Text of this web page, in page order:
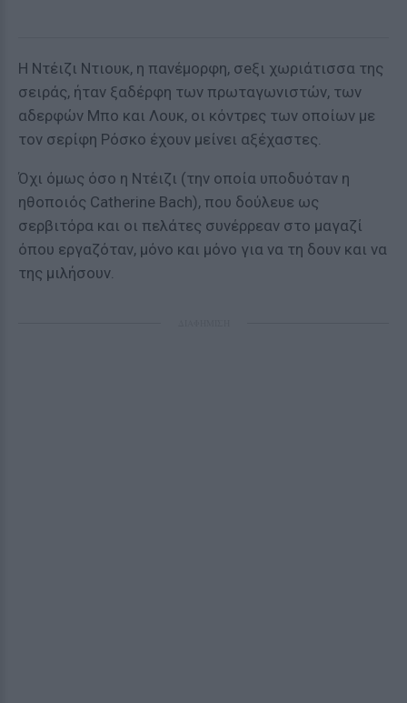
Η Ντέιζι Ντιουκ, η πανέμορφη, σeξι χωριάτισσα της
σειράς, ήταν ξαδέρφη των πρωταγωνιστών, των
αδερφών Μπο και Λουκ, οι κόντρες των οποίων με
τον σερίφη Ρόσκο έχουν μείνει αξέχαστες.
Όχι όμως όσο η Ντέιζι (την οποία υποδυόταν η
ηθοποιός Catherine Bach), που δούλευε ως
σερβιτόρα και οι πελάτες συνέρρεαν στο μαγαζί
όπου εργαζόταν, μόνο και μόνο για να τη δουν και να
της μιλήσουν.